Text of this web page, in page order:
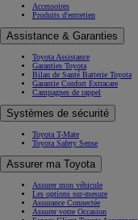
Accessoires
Produits d'entretien
Assistance & Garanties
Toyota Assistance
Garanties Toyota
Bilan de Santé Batterie Toyota
Garantie Confort Extracare
Campagnes de rappel
Systèmes de sécurité
Toyota T-Mate
Toyota Safety Sense
Assurer ma Toyota
Assurer mon véhicule
Les options sur-mesure
Assurance Connectée
Assurer votre Occasion